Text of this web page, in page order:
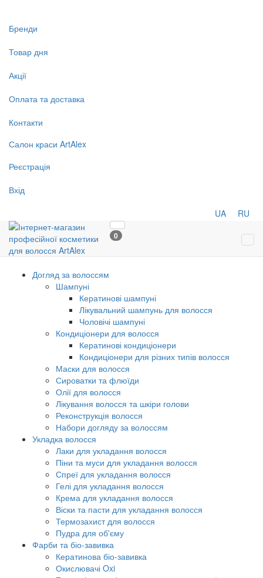
Бренди
Товар дня
Акції
Оплата та доставка
Контакти
Салон краси ArtAlex
Реєстрація
Вхід
UA RU
0
Догляд за волоссям
Шампуні
Кератинові шампуні
Лікувальний шампунь для волосся
Чоловічі шампуні
Кондиціонери для волосся
Кератинові кондиціонери
Кондиціонери для різних типів волосся
Маски для волосся
Сироватки та флюїди
Олії для волосся
Лікування волосся та шкіри голови
Реконструкція волосся
Набори догляду за волоссям
Укладка волосся
Лаки для укладання волосся
Піни та муси для укладання волосся
Спреї для укладання волосся
Гелі для укладання волосся
Крема для укладання волосся
Віски та пасти для укладання волосся
Термозахист для волосся
Пудра для об'єму
Фарби та біо-завивка
Кератинова біо-завивка
Окислювачі Oxi